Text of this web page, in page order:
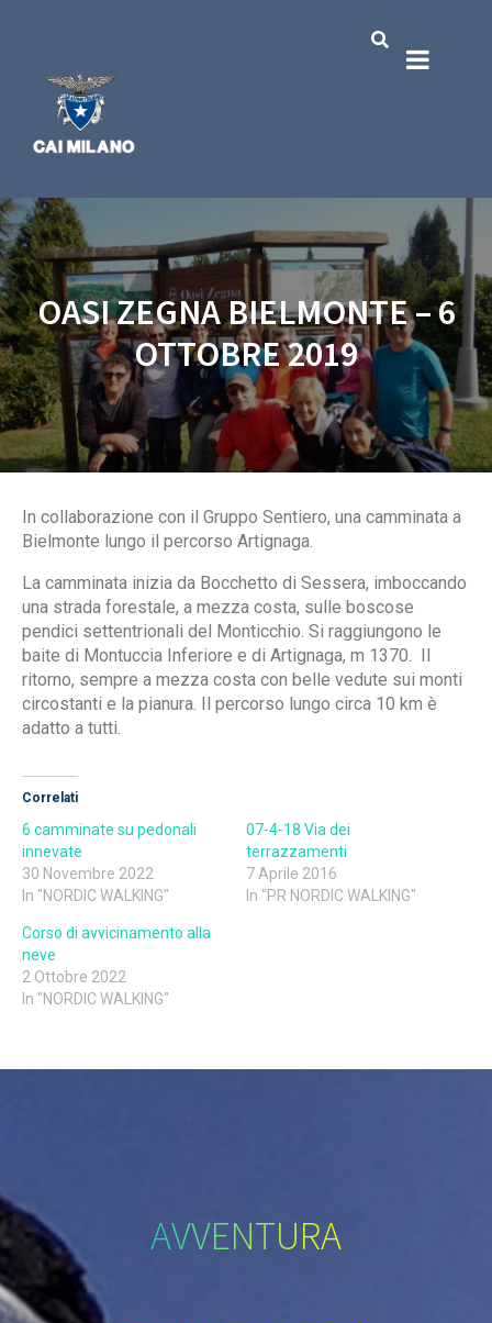
OASI ZEGNA BIELMONTE – 6
OTTOBRE 2019
In collaborazione con il Gruppo Sentiero, una camminata a
Bielmonte lungo il percorso Artignaga.
La camminata inizia da Bocchetto di Sessera, imboccando
una strada forestale, a mezza costa, sulle boscose
pendici settentrionali del Monticchio. Si raggiungono le
baite di Montuccia Inferiore e di Artignaga, m 1370. Il
ritorno, sempre a mezza costa con belle vedute sui monti
circostanti e la pianura. Il percorso lungo circa 10 km è
adatto a tutti.
Correlati
6 camminate su pedonali
innevate
30 Novembre 2022
In "NORDIC WALKING"
07-4-18 Via dei
terrazzamenti
7 Aprile 2016
In "PR NORDIC WALKING"
Corso di avvicinamento alla
neve
2 Ottobre 2022
In "NORDIC WALKING"
AVVENTURA